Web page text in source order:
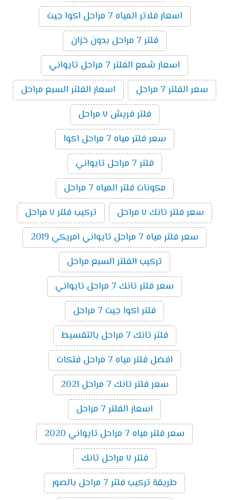
اسعار فلاتر المياه 7 مراحل اكوا جيت
فلتر 7 مراحل بدون خزان
اسعار شمع الفلتر 7 مراحل تايواني
سعر الفلتر 7 مراحل
اسعار الفلتر السبع مراحل
فلتر فريش ٧ مراحل
سعر فلتر مياه 7 مراحل اكوا
فلتر 7 مراحل تايواني
مكونات فلتر المياه 7 مراحل
سعر فلتر تانك ٧ مراحل
تركيب فلتر ٧ مراحل
سعر فلتر مياه 7 مراحل تايواني امريكي 2019
تركيب الفلتر السبع مراحل
سعر فلتر تانك 7 مراحل تايواني
فلتر اكوا جيت 7 مراحل
فلتر تانك 7 مراحل بالتقسيط
افضل فلتر مياه 7 مراحل فتكات
سعر فلتر تانك 7 مراحل 2021
اسعار الفلتر 7 مراحل
سعر فلتر مياه 7 مراحل تايواني 2020
فلتر ٧ مراحل تانك
طريقة تركيب فلتر 7 مراحل بالصور